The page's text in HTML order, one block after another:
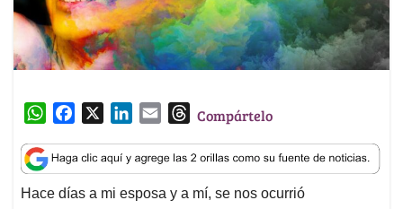
W
a
t
s
c
e
b
n
k
e
a
i
l
T
r
e
a
Compártelo
Hace días a mi esposa y a mí, se nos ocurrió